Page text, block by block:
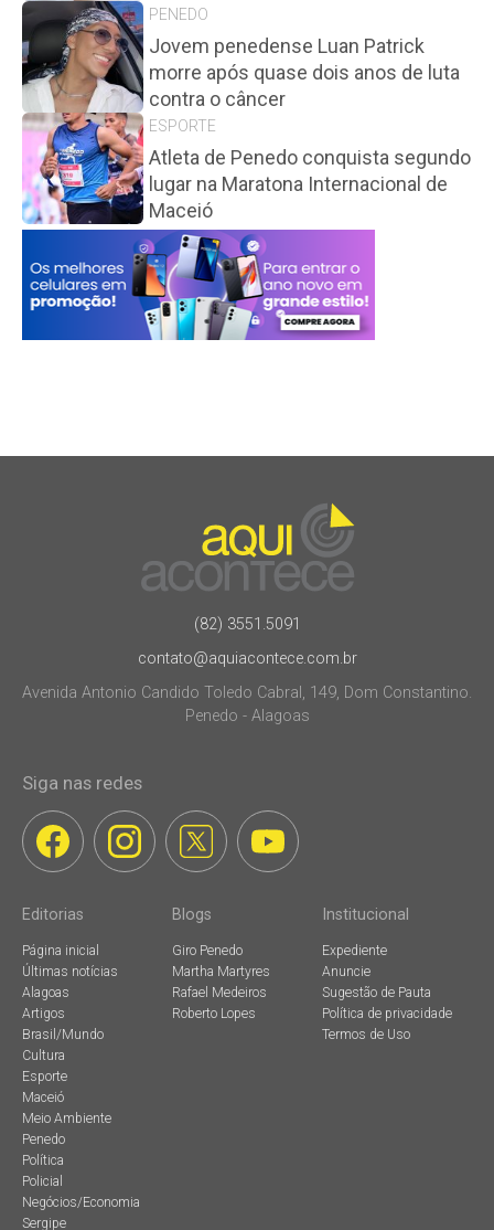
PENEDO
Jovem penedense Luan Patrick
morre após quase dois anos de luta
contra o câncer
ESPORTE
Atleta de Penedo conquista segundo
lugar na Maratona Internacional de
Maceió
(82) 3551.5091
contato@aquiacontece.com.br
Avenida Antonio Candido Toledo Cabral, 149, Dom Constantino.
Penedo - Alagoas
Siga nas redes
Editorias
Página inicial
Últimas notícias
Alagoas
Artigos
Brasil/Mundo
Cultura
Esporte
Maceió
Meio Ambiente
Penedo
Política
Policial
Negócios/Economia
Sergipe
Blogs
Giro Penedo
Martha Martyres
Rafael Medeiros
Roberto Lopes
Institucional
Expediente
Anuncie
Sugestão de Pauta
Política de privacidade
Termos de Uso